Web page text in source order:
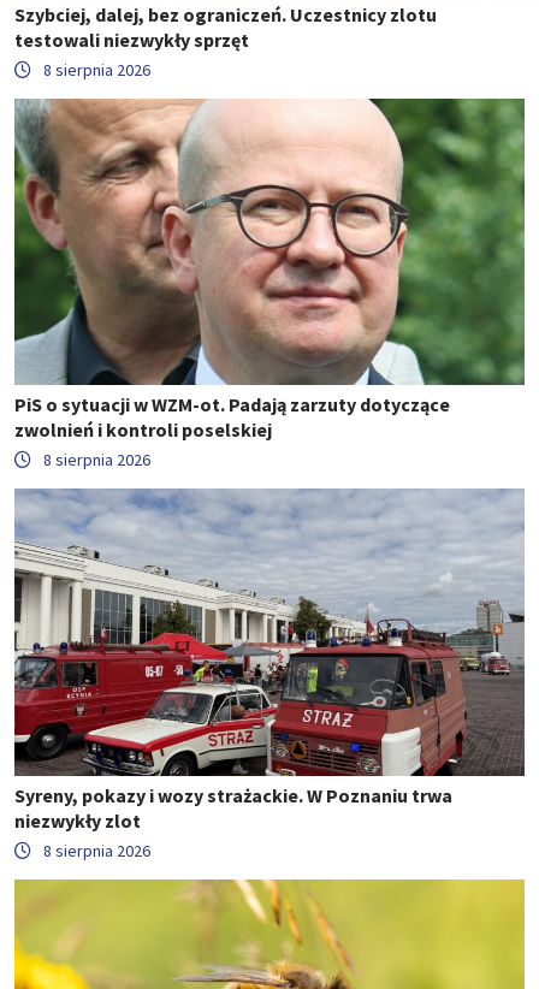
Szybciej, dalej, bez ograniczeń. Uczestnicy zlotu
testowali niezwykły sprzęt
8 sierpnia 2026
PiS o sytuacji w WZM-ot. Padają zarzuty dotyczące
zwolnień i kontroli poselskiej
8 sierpnia 2026
Syreny, pokazy i wozy strażackie. W Poznaniu trwa
niezwykły zlot
8 sierpnia 2026